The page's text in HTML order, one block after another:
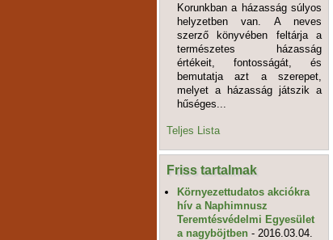
Korunkban a házasság súlyos
helyzetben van. A neves
szerző könyvében feltárja a
természetes házasság
értékeit, fontosságát, és
bemutatja azt a szerepet,
melyet a házasság játszik a
hűséges...
Teljes Lista
Friss tartalmak
Környezettudatos akciókra
hív a Naphimnusz
Teremtésvédelmi Egyesület
a nagyböjtben - 2016.03.04.